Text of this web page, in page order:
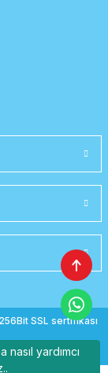
nasıl yardımcı
SSL sertifikası